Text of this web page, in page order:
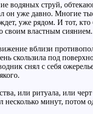
водяных струй,
он уже давно. Многие
уже рядом. И тот, кто
своим властным сиянием.
вблизи
скользила под
снял с себя
или ритуала, или
минут, потом